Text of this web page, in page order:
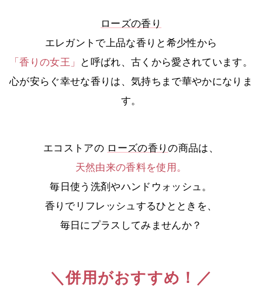
ローズの香り
エレガントで上品な香りと希少性から
「香りの女王」
と呼ばれ、古くから愛されています。
心が安らぐ幸せな香りは、気持ちまで華やかになりま
す。
エコストアの ローズの香りの商品は、
天然由来の香料を使用。
毎日使う洗剤やハンドウォッシュ。
香りでリフレッシュするひとときを、
毎日にプラスしてみませんか？
＼併用がおすすめ！／